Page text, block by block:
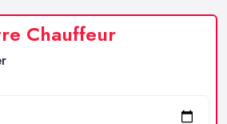
Chauffeur